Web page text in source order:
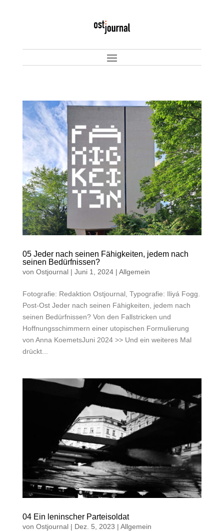
05 Jeder nach seinen Fähigkeiten, jedem nach
seinen Bedürfnissen?
von Ostjournal| Juni 1, 2024| Allgemein
Fotografie: Redaktion Ostjournal, Typografie: Iliyá Fogg.
Post-Ost Jeder nach seinen Fähigkeiten, jedem nach
seinen Bedürfnissen? Von den Fallstricken und
Hoffnungsschimmern einer utopischen Formulierung
von Anna KoemetsJuni 2024 >> Und ein weiteres Mal
drückt...
04 Ein leninscher Parteisoldat
von Ostjournal| Dez. 5, 2023 | Allgemein